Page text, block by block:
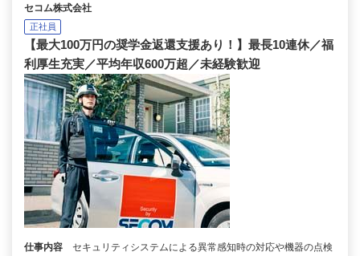
セコム株式会社
正社員
【最大100万円の奨学金返還支援あり！】最長10連休／福
利厚生充実／平均年収600万超／未経験歓迎
仕事内容
セキュリティシステムによる異常感知時の対応や機器の点検